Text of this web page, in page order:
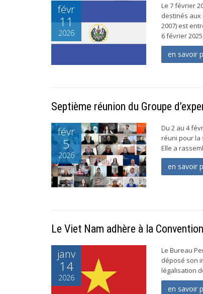
févr
11
2026
Le 7 février
destinés aux
2007) est
6 février
en savoir
Septième réunion du Groupe
févr
5
2026
Du 2 au 4
réuni pour la
Elle a
en savoir
Le Viet Nam adhère à la
janv
14
2026
Le Bureau
déposé son
légalisation
en savoir